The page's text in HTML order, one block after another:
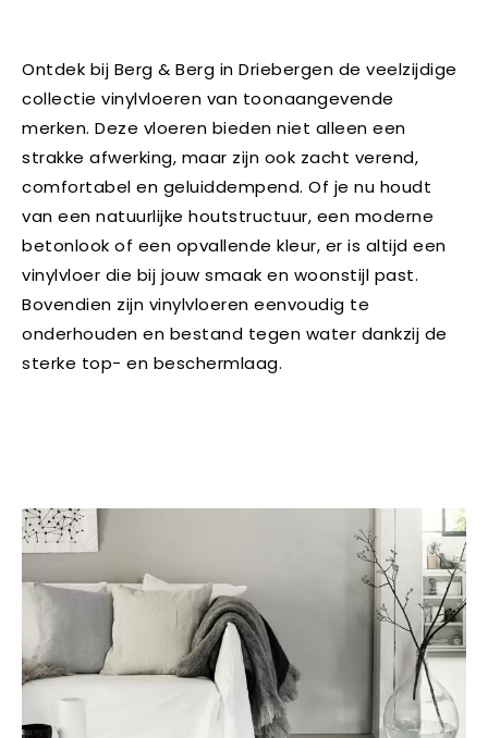
Ontdek bij Berg & Berg in Driebergen de veelzijdige
collectie vinylvloeren van toonaangevende
merken. Deze vloeren bieden niet alleen een
strakke afwerking, maar zijn ook zacht verend,
comfortabel en geluiddempend. Of je nu houdt
van een natuurlijke houtstructuur, een moderne
betonlook of een opvallende kleur, er is altijd een
vinylvloer die bij jouw smaak en woonstijl past.
Bovendien zijn vinylvloeren eenvoudig te
onderhouden en bestand tegen water dankzij de
sterke top- en beschermlaag.